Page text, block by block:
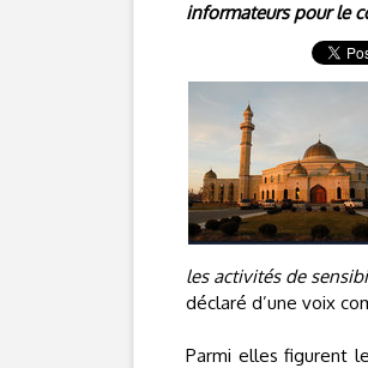
informateurs pour le
les activités de
déclaré d’une voix
Parmi elles figurent